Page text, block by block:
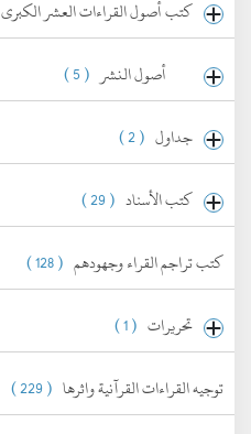
كتب أصول القراءات العشر الكبرى
أصول النشر ( 5 )
جداول ( 2 )
كتب الأسناد ( 29 )
كتب تراجم القراء وجهودهم ( 128 )
تحريرات ( 1 )
توجيه القراءات القرآنية واثرها ( 229 )